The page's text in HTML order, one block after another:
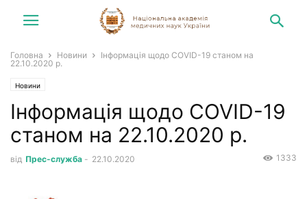
Головна Новини
Інформація щодо COVID-19 станом на
22.10.2020 р.
Новини
Інформація щодо COVID-19
станом на 22.10.2020 р.
від Прес-служба - 22.10.2020 1333